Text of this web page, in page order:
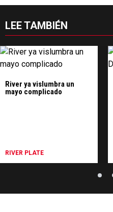
LEE TAMBIÉN
River ya vislumbra un
mayo complicado
RIVER PLATE